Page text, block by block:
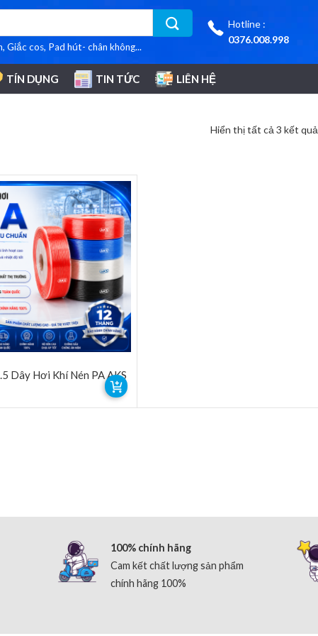
cos, Pad hút- chân không...
Hotline :
0376.008.998
TÍN DỤNG TIN TỨC LIÊN HỆ
Hiển thị tất cả 3 kết quả
Dây Hơi Khí Nén PA AKS
100% chính hãng
Cam kết chất lượng sản phẩm
chính hãng 100%